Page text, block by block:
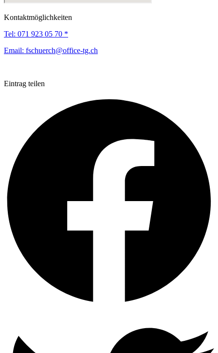
Kontaktmöglichkeiten
Tel: 071 923 05 70 *
Email: fschuerch@office-tg.ch
Eintrag teilen